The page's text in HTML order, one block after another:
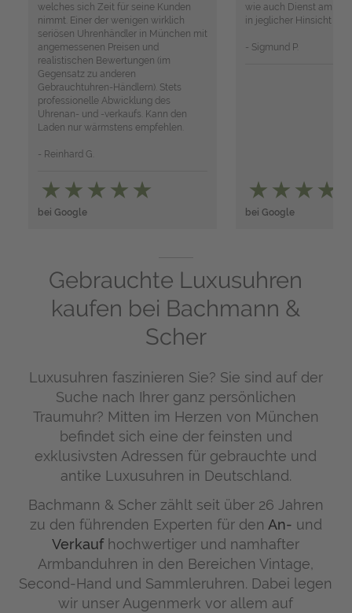
welches sich Zeit für seine Kunden
nimmt. Einer der wenigen wirklich
seriösen Uhrenhändler in München mit
angemessenen Preisen und
realistischen Bewertungen (im
Gegensatz zu anderen
Gebrauchtuhren-Händlern). Stets
professionelle Abwicklung des
Uhrenan- und -verkaufs. Kann den
Laden nur wärmstens empfehlen.
- Reinhard G.
bei Google
wie auch Dienst am
in jeglicher Hinsicht
- Sigmund P.
bei Google
Gebrauchte Luxusuhren
kaufen bei Bachmann &
Scher
Luxusuhren faszinieren Sie? Sie sind auf der
Suche nach Ihrer ganz persönlichen
Traumuhr? Mitten im Herzen von München
befindet sich eine der feinsten und
exklusivsten Adressen für gebrauchte und
antike Luxusuhren in Deutschland.
Bachmann & Scher zählt seit über 26 Jahren
zu den führenden Experten für den An- und
Verkaufhochwertiger und namhafter
Armbanduhren in den Bereichen Vintage,
Second-Hand und Sammleruhren. Dabei legen
wir unser Augenmerk vor allem auf